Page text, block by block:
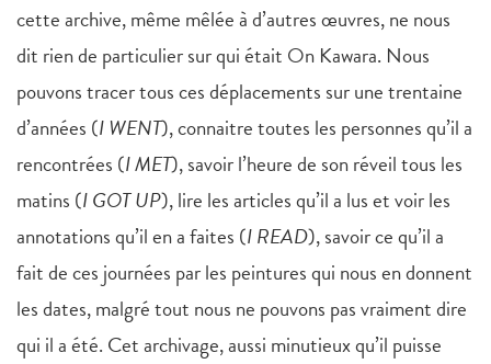
cette archive, même mêlée à d’autres œuvres, ne nous
dit rien de particulier sur qui était On Kawara. Nous
pouvons tracer tous ces déplacements sur une trentaine
d’années (I WENT), connaitre toutes les personnes qu’il a
rencontrées (I MET), savoir l’heure de son réveil tous les
matins (I GOT UP), lire les articles qu’il a lus et voir les
annotations qu’il en a faites (I READ), savoir ce qu’il a
fait de ces journées par les peintures qui nous en donnent
les dates, malgré tout nous ne pouvons pas vraiment dire
qui il a été. Cet archivage, aussi minutieux qu’il puisse